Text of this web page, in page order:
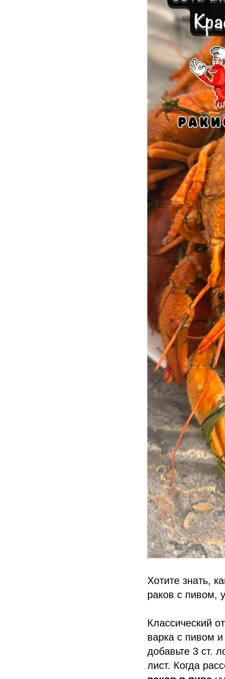
Хотите знать,
раков с пивом,
Классический
варка с пивом
добавьте 3 ст.
лист. Когда